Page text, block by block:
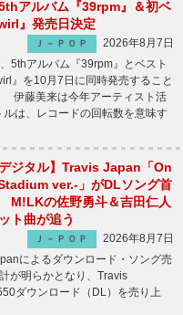
アルバム『39rpm』＆初ベ
』発売日決定
Ｊ－ＰＯＰ
2026年8月7日
5thアルバム『39rpm』とベスト
』を10月7日に同時発売すること
伊藤美来は今年アーティスト活
は、レコードの回転数を意味す
デジタル】Travis Japan「On
ver.-」がDLソング首
M!LKの佐野勇斗＆吉田仁人
ト曲が追う
Ｊ－ＰＯＰ
2026年8月7日
によるダウンロード・ソング売
が明らかとなり、Travis
ダウンロード（DL）を売り上